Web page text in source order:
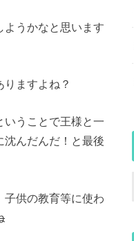
ようかなと思います
りますよね？
いうことで王様と一
沈んだんだ！と最後
子供の教育等に使わ